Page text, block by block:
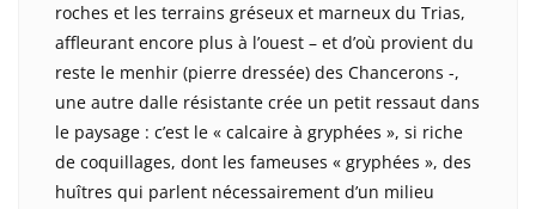
roches et les terrains gréseux et marneux du Trias,
affleurant encore plus à l’ouest – et d’où provient du
reste le menhir (pierre dressée) des Chancerons -,
une autre dalle résistante crée un petit ressaut dans
le paysage : c’est le « calcaire à gryphées », si riche
de coquillages, dont les fameuses « gryphées », des
huîtres qui parlent nécessairement d’un milieu